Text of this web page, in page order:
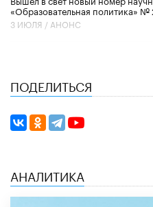
«Образовательная политика» №
3 ИЮЛЯ / АНОНС
ПОДЕЛИТЬСЯ
АНАЛИТИКА